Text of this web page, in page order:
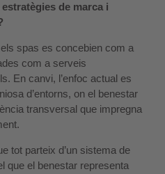
de marca i
spas es concebien com a
com a serveis
En canvi, l’enfoc actual es
d’entorns, on el benestar
transversal que impregna
tot parteix d’un sistema de
que el benestar representa